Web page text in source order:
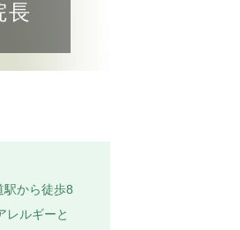
長
駅から徒歩8
レルギーと